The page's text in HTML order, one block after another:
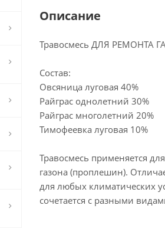
Описание
Травосмесь ДЛЯ РЕМОНТА
Состав:
Овсяница луговая 40%
Райграс однолетний 30%
Райграс многолетний 20%
Тимофеевка луговая 10%
Травосмесь применяется
газона (проплешин).
для любых климатических
сочетается с разными